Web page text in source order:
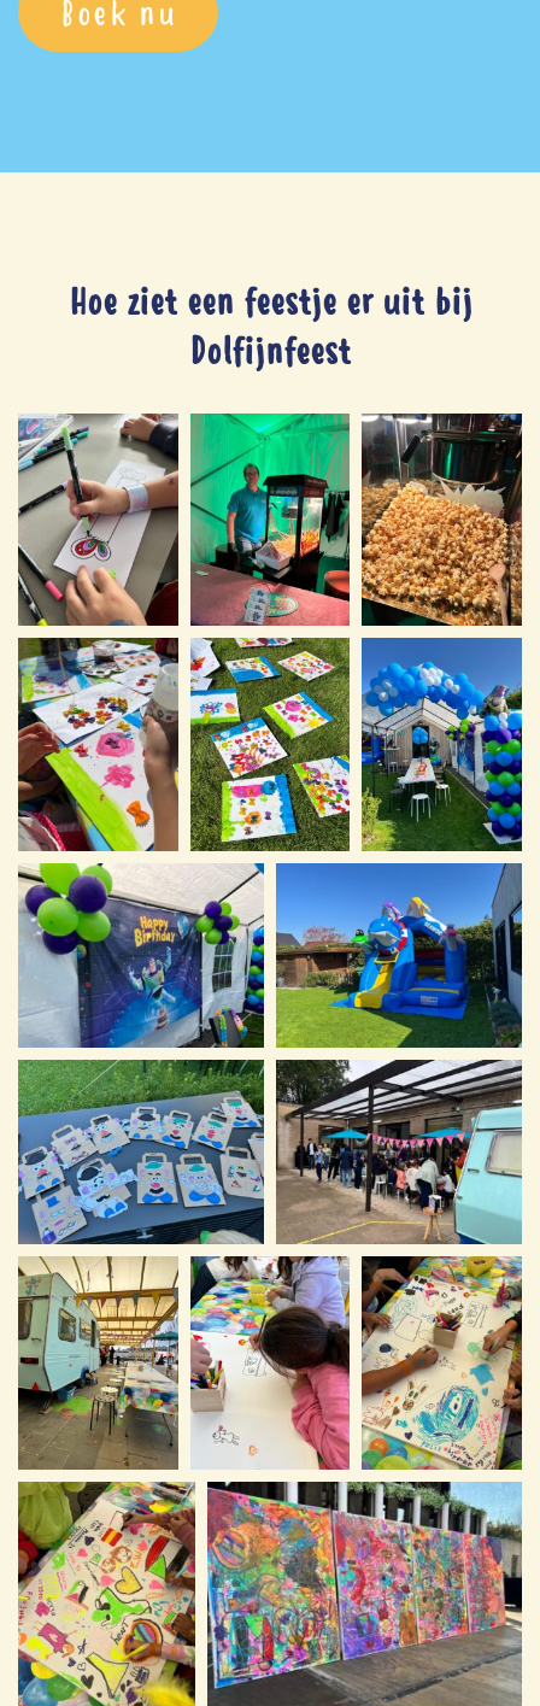
Boek nu
Hoe ziet een feestje er uit bij
Dolfijnfeest